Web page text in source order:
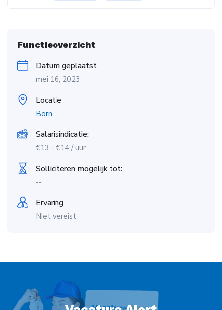
Functieoverzicht
Datum geplaatst
mei 16, 2023
Locatie
Born
Salarisindicatie:
€13 - €14 / uur
Solliciteren mogelijk tot:
--
Ervaring
Niet vereist